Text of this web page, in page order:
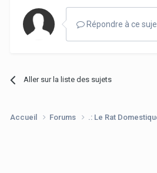
Répondre à ce
Aller sur la liste des sujets
Accueil Forums .: Le Rat